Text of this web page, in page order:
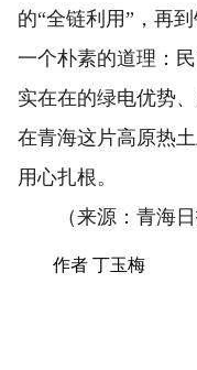
的“全链利用”，再
一个朴素的道理：
实在在的绿电优势
在青海这片高原热
用心扎根。
（来源：青海日
作者 丁玉梅